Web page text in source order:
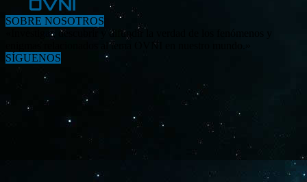
SOBRE NOSOTROS
«Investigar, descubrir y difundir la verdad de los fenómenos y
enigmas relacionados al tema OVNI en nuestro mundo.»
SÍGUENOS